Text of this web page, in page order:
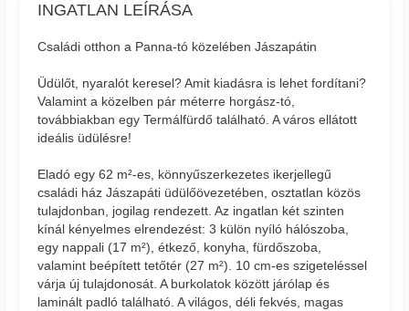
INGATLAN LEÍRÁSA
Családi otthon a Panna-tó közelében Jászapátin
Üdülőt, nyaralót keresel? Amit kiadásra is lehet fordítani?
Valamint a közelben pár méterre horgász-tó,
továbbiakban egy Termálfürdő található. A város ellátott
ideális üdülésre!
Eladó egy 62 m²-es, könnyűszerkezetes ikerjellegű
családi ház Jászapáti üdülőövezetében, osztatlan közös
tulajdonban, jogilag rendezett. Az ingatlan két szinten
kínál kényelmes elrendezést: 3 külön nyíló hálószoba,
egy nappali (17 m²), étkező, konyha, fürdőszoba,
valamint beépített tetőtér (27 m²). 10 cm-es szigeteléssel
várja új tulajdonosát. A burkolatok között járólap és
laminált padló található. A világos, déli fekvés, magas